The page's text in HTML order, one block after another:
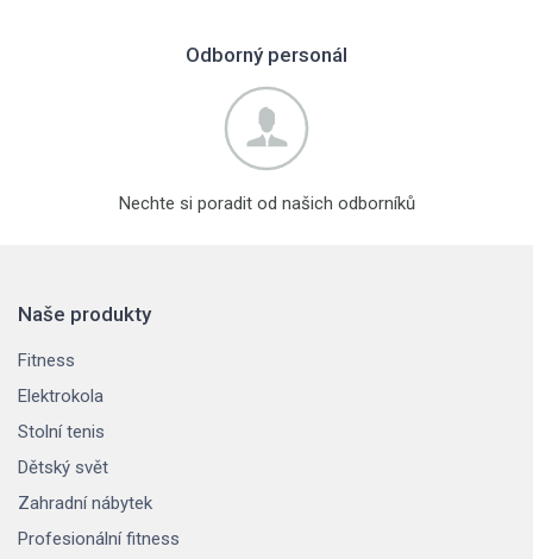
Odborný personál
Nechte si poradit od našich odborníků
Naše produkty
Fitness
Elektrokola
Stolní tenis
Dětský svět
Zahradní nábytek
Profesionální fitness